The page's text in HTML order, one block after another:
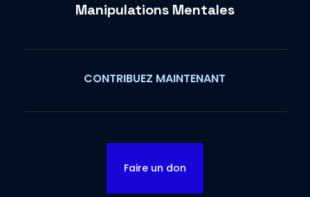
Manipulations Mentales
CONTRIBUEZ MAINTENANT
Faire un don